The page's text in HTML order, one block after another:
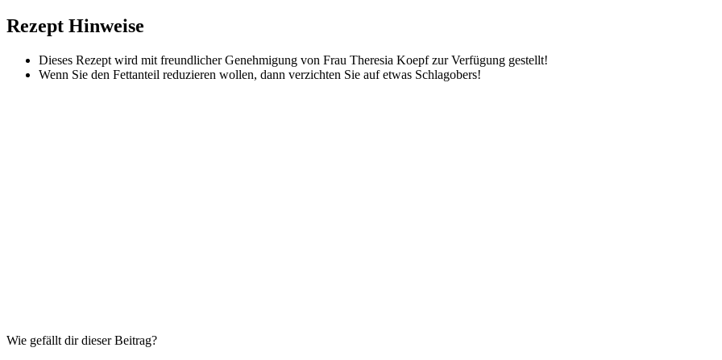
Rezept Hinweise
Dieses Rezept wird mit freundlicher Genehmigung von Frau Theresia Koepf zur Verfügung gestellt!
Wenn Sie den Fettanteil reduzieren wollen, dann verzichten Sie auf etwas Schlagobers!
Wie gefällt dir dieser Beitrag?